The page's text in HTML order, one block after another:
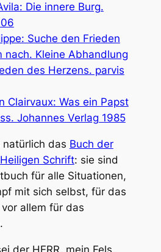
Die innere Burg.
Suche den Frieden
nach. Kleine Abhandlung
des Herzens. parvis
Clairvaux: Was ein Papst
Johannes Verlag 1985
das Buch der
Heiligen Schrift: sie sind
für alle Situationen,
mit sich selbst, für das
allem für das
der HERR, mein Fels,